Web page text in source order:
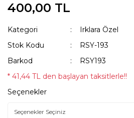
400,00 TL
Kategori
Irklara Özel
Stok Kodu
RSY-193
Barkod
RSY193
* 41,44 TL den başlayan taksitlerle!!
Seçenekler